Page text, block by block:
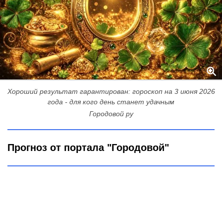
Хороший результат гарантирован: гороскоп на 3 июня 2026
года - для кого день станет удачным
Городовой ру
Прогноз от портала "Городовой"